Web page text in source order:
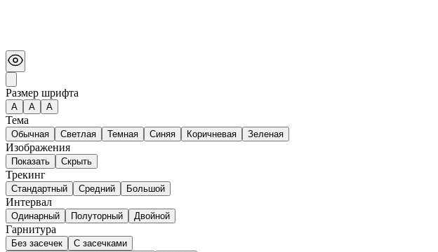
Размер шрифта
А A A
Тема
Обычная Светлая Темная Синяя Коричневая Зеленая
Изображения
Показать Скрыть
Трекинг
Стандартный Средний Большой
Интервал
Одинарный Полуторный Двойной
Гарнитура
Без засечек
С засечками